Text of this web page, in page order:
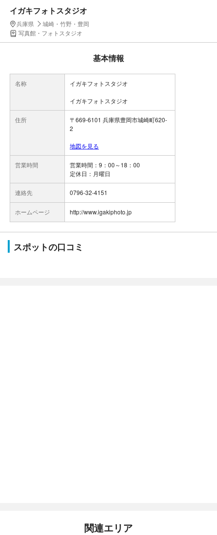
イガキフォトスタジオ
兵庫県
城崎・竹野・豊岡
写真館・フォトスタジオ
基本情報
名称 イガキフォトスタジオ
イガキフォトスタジオ
住所
〒669-6101 兵庫県豊岡市城崎町620-
2
地図を見る
営業時間
営業時間：9：00～18：00
連絡先 0796-32-4151
ホームページ http://www.igakiphoto.jp
スポットの口コミ
関連エリア